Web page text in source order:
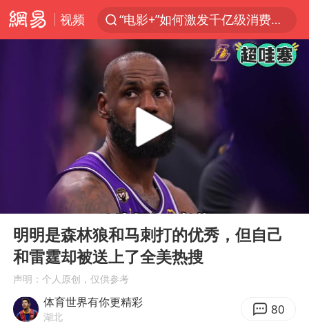
视频
“电影+”如何激发千亿级消费新活力？
东航：国内客票提前14天免费退改
台风白海豚中心风力增强
向鹏0-3不敌张本智和
百花奖开幕式
四川宜宾高县4.9级地震致1死
“新疆阿勒泰八月能滑雪”不实
刘国正说向鹏打得很窝囊
我国外贸延续良好增长态势
陈幸同晋级WTT横滨冠军赛8强
国防部：中国军队坚决反制任何闹海挑衅图谋
Play
01:35
明明是森林狼和马刺打的优秀，但自己
和雷霆却被送上了全美热搜
声明：个人原创，仅供参考
体育世界有你更精彩
湖北 80